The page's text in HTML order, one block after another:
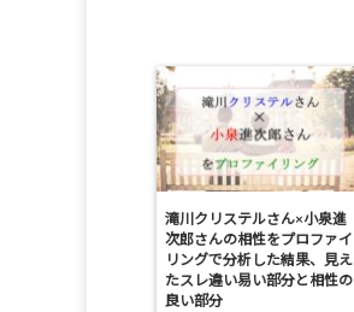
滝川クリステルさん×小泉進
次郎さんの相性をプロファイ
リングで分析した結果、見え
たスレ違い易い部分と相性の
良い部分